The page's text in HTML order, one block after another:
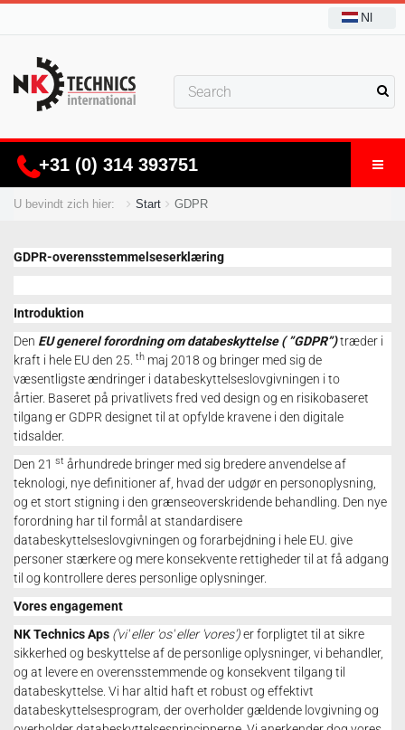
Nl
+31 (0) 314 393751
U bevindt zich hier: Start GDPR
GDPR-overensstemmelseserklæring
Introduktion
Den EU generel forordning om databeskyttelse ( ”GDPR”)træder i
kraft i hele EU den 25. th maj 2018 og bringer med sig de
væsentligste ændringer i databeskyttelseslovgivningen i to
årtier. Baseret på privatlivets fred ved design og en risikobaseret
tilgang er GDPR designet til at opfylde kravene i den digitale
tidsalder.
Den 21 st århundrede bringer med sig bredere anvendelse af
teknologi, nye definitioner af, hvad der udgør en personoplysning,
og et stort stigning i den grænseoverskridende behandling. Den nye
forordning har til formål at standardisere
databeskyttelseslovgivningen og forarbejdning i hele EU. give
personer stærkere og mere konsekvente rettigheder til at få adgang
til og kontrollere deres personlige oplysninger.
Vores engagement
NK Technics Aps ('vi' eller 'os' eller 'vores')er forpligtet til at sikre
sikkerhed og beskyttelse af de personlige oplysninger, vi behandler,
og at levere en overensstemmende og konsekvent tilgang til
databeskyttelse. Vi har altid haft et robust og effektivt
databeskyttelsesprogram, der overholder gældende lovgivning og